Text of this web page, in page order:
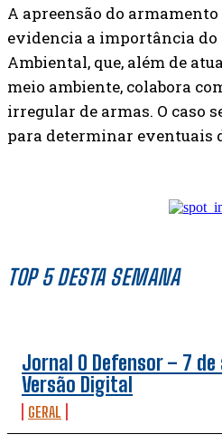
TOP 5 DESTA SEMANA
Jornal O Defensor – 7
Versão Digital
GERAL
A apreensão do armamento
evidencia a importância
Ambiental, que, além de
meio ambiente, colabora
irregular de armas. O caso
para determinar eventuais